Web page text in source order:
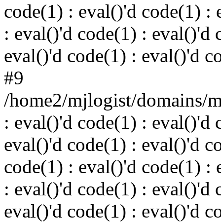
code(1) : eval()'d code(1) :
: eval()'d code(1) : eval()'d
eval()'d code(1) : eval()'d
#9
/home2/mjlogist/domains/
: eval()'d code(1) : eval()'d
eval()'d code(1) : eval()'d
code(1) : eval()'d code(1) :
: eval()'d code(1) : eval()'d
eval()'d code(1) : eval()'d